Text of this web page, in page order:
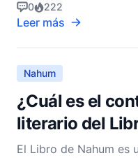
El Libro de Nahum,
Menores, es un relato
que se centra
0 222
Leer más
Nahum
¿Cuál es el
literario del
El Libro de Nahum es